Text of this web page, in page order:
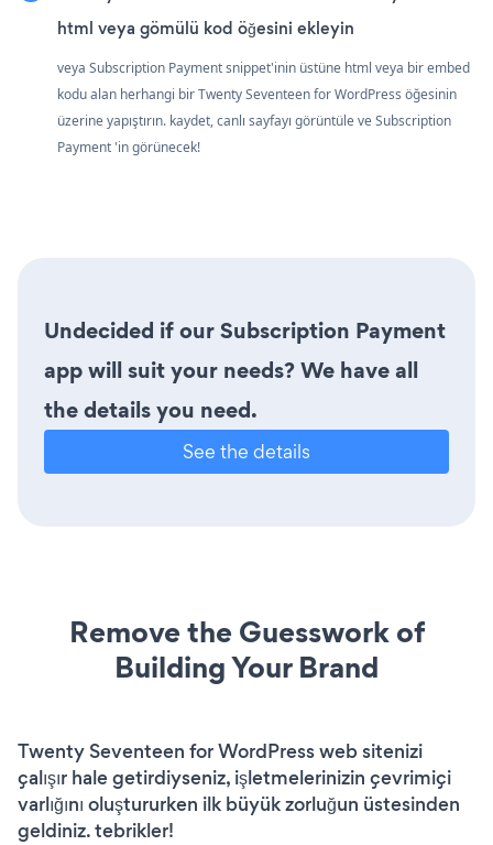
html veya gömülü kod öğesini ekleyin
veya Subscription Payment snippet'inin üstüne html veya bir embed
kodu alan herhangi bir Twenty Seventeen for WordPress öğesinin
üzerine yapıştırın. kaydet, canlı sayfayı görüntüle ve Subscription
Payment 'in görünecek!
Undecided if our Subscription Payment
app will suit your needs? We have all
the details you need.
See the details
Remove the Guesswork of
Building Your Brand
Twenty Seventeen for WordPress web sitenizi
çalışır hale getirdiyseniz, işletmelerinizin çevrimiçi
varlığını oluştururken ilk büyük zorluğun üstesinden
geldiniz. tebrikler!